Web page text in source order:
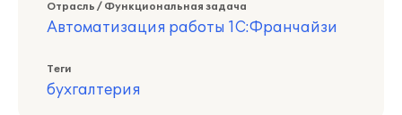
Отрасль / Функциональная задача
Автоматизация работы 1С:Франчайзи
Теги
бухгалтерия